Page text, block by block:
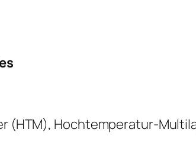
Hochtemperatur-